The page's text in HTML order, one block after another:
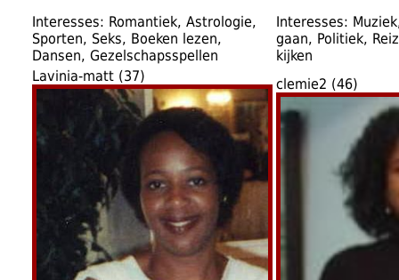
Interesses: Romantiek, Astrologie,
Sporten, Seks, Boeken lezen,
Dansen, Gezelschapsspellen
Interesses:
gaan, Politiek,
kijken
Lavinia-matt (37)
clemie2 (46)